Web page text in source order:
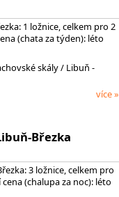
1 ložnice, celkem pro 2
(chata za týden): léto
skály/ Libuň -
více »
Březka
3 ložnice, celkem pro
(chalupa za noc): léto